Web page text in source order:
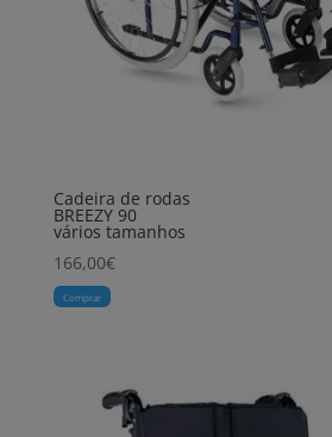
Cadeira de rodas
BREEZY 90
vários tamanhos
166,00€
Comprar